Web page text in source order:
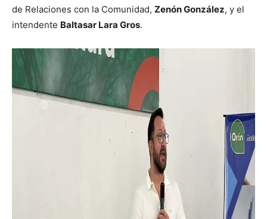
de Relaciones con la Comunidad, Zenón González, y el
intendente Baltasar Lara Gros.